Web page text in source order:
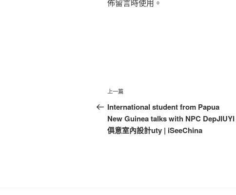
佈留言時使用。
文
章
導
上
一
篇
文
上一篇
International student from Papua
New Guinea talks with NPC DepJIUYI
俱意室內設計uty | iSeeChina